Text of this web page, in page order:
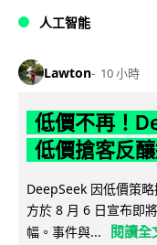
人工智能
Lawton 10 小時
低價不再！
低價搶客反
DeepSeek 因低價策
方於 8 月 6 日宣布即
幅。事件與...
閱讀全